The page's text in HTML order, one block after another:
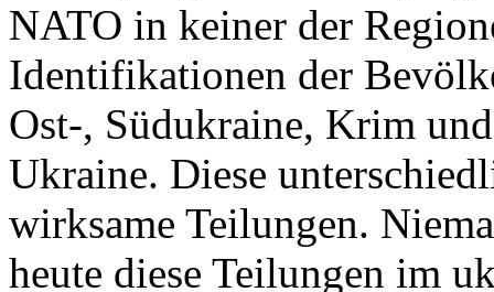
NATO in keiner der
Identifikationen der
Ost-, Südukraine, Krim
Ukraine. Diese
wirksame Teilungen.
heute diese Teilungen im